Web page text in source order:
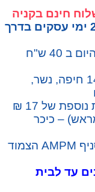
חינם בקניה
זמני משלוח: 2-5 ימי עסקים בדרך
40 ש"ח
(להזמנות שבוצעו עד שעה 14:00 חיפה, נשר,
של 17 ₪
– כיכר
אפשרות לאיסוף עצמי 24/7 מסניף AMPM הצמוד
עד לבית